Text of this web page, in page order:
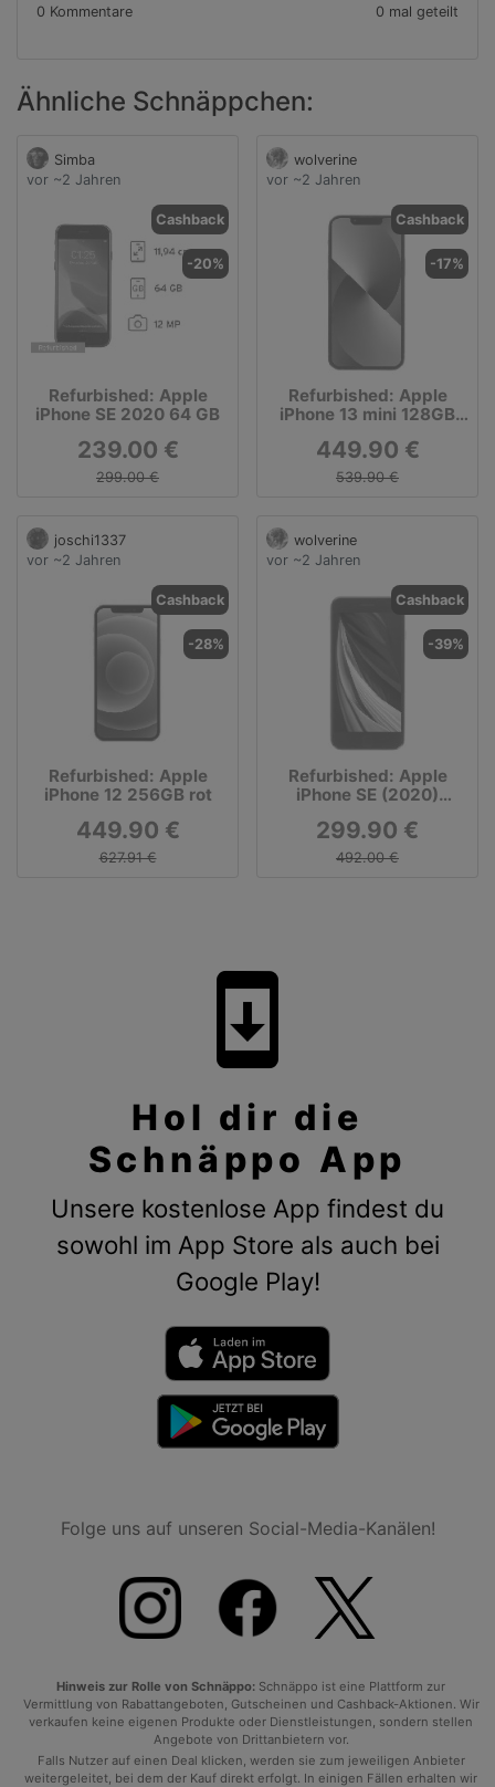
0 Kommentare 0 mal geteilt
Ähnliche Schnäppchen:
Simba
vor ~2 Jahren
Cashback
-20%
Refurbished: Apple
iPhone SE 2020 64 GB
239.00 €
299.00 €
wolverine
vor ~2 Jahren
Cashback
-17%
Refurbished: Apple
iPhone 13 mini 128GB
449.90 €
539.90 €
joschi1337
vor ~2 Jahren
Cashback
-28%
Refurbished: Apple
iPhone 12 256GB rot
449.90 €
627.91 €
wolverine
vor ~2 Jahren
Cashback
-39%
Refurbished: Apple
iPhone SE (2020)
299.90 €
492.00 €
system_update
Hol dir die
Schnäppo App
Unsere kostenlose App findest du
sowohl im App Store als auch bei
Google Play!
Folge uns auf unseren Social-Media-Kanälen!
Hinweis zur Rolle von Schnäppo: Schnäppo ist eine Plattform zur
Vermittlung von Rabattangeboten, Gutscheinen und Cashback-Aktionen. Wir
verkaufen keine eigenen Produkte oder Dienstleistungen, sondern stellen
Angebote von Drittanbietern vor.
Falls Nutzer auf einen Deal klicken, werden sie zum jeweiligen Anbieter
weitergeleitet, bei dem der Kauf direkt erfolgt. In einigen Fällen erhalten wir